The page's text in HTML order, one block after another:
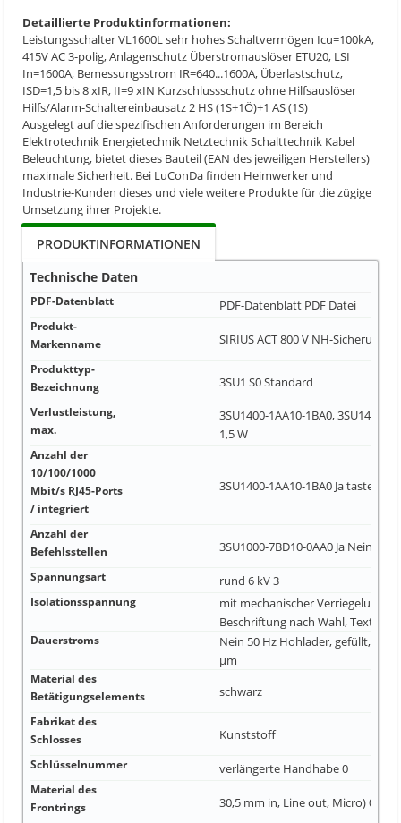
Detaillierte Produktinformationen:
Leistungsschalter VL1600L sehr hohes Schaltvermögen Icu=100kA,
415V AC 3-polig, Anlagenschutz Überstromauslöser ETU20, LSI
In=1600A, Bemessungsstrom IR=640...1600A, Überlastschutz,
ISD=1,5 bis 8 xIR, II=9 xIN Kurzschlussschutz ohne Hilfsauslöser
Hilfs/Alarm-Schaltereinbausatz 2 HS (1S+1Ö)+1 AS (1S)
Ausgelegt auf die spezifischen Anforderungen im Bereich
Elektrotechnik Energietechnik Netztechnik Schalttechnik Kabel
Beleuchtung, bietet dieses Bauteil (EAN des jeweiligen Herstellers)
maximale Sicherheit. Bei LuConDa finden Heimwerker und
Industrie-Kunden dieses und viele weitere Produkte für die zügige
Umsetzung ihrer Projekte.
PRODUKTINFORMATIONEN
Technische Daten
PDF-Datenblatt PDF-Datenblatt PDF Datei
Produkt-
Markenname
SIRIUS ACT 800 V NH-Sicherung
Produkttyp-
Bezeichnung
3SU1 S0 Standard
Verlustleistung,
max.
3SU1400-1AA10-1BA0, 3SU1400-
1,5 W
Anzahl der
10/100/1000
Mbit/s RJ45-Ports
/ integriert
3SU1400-1AA10-1BA0 Ja tastend
Anzahl der
Befehlsstellen
3SU1000-7BD10-0AA0 Ja Nein
Spannungsart rund 6 kV 3
Isolationsspannung
mit mechanischer Verriegelung
Beschriftung nach Wahl, Text
Dauerstroms
Nein 50 Hz Hohlader, gefüllt,
µm
Material des
Betätigungselements
schwarz
Fabrikat des
Schlosses
Kunststoff
Schlüsselnummer verlängerte Handhabe 0
Material des
Frontrings
30,5 mm in, Line out, Micro) 0